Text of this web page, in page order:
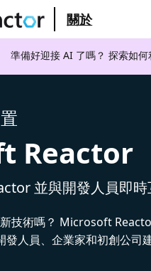
關於
準備好迎接 AI 了嗎？ 探索如
Reactor
並與開發人員即時
技術嗎？ Microsoft
發人員、企業家和初創公司